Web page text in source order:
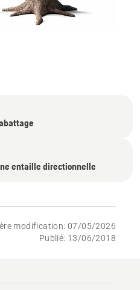
entaille directionnelle
modification: 07/05/2026
Publié: 13/06/2018